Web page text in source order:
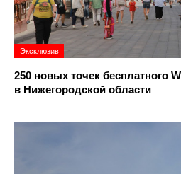
Эксклюзив
250 новых точек бесплатного
в Нижегородской области